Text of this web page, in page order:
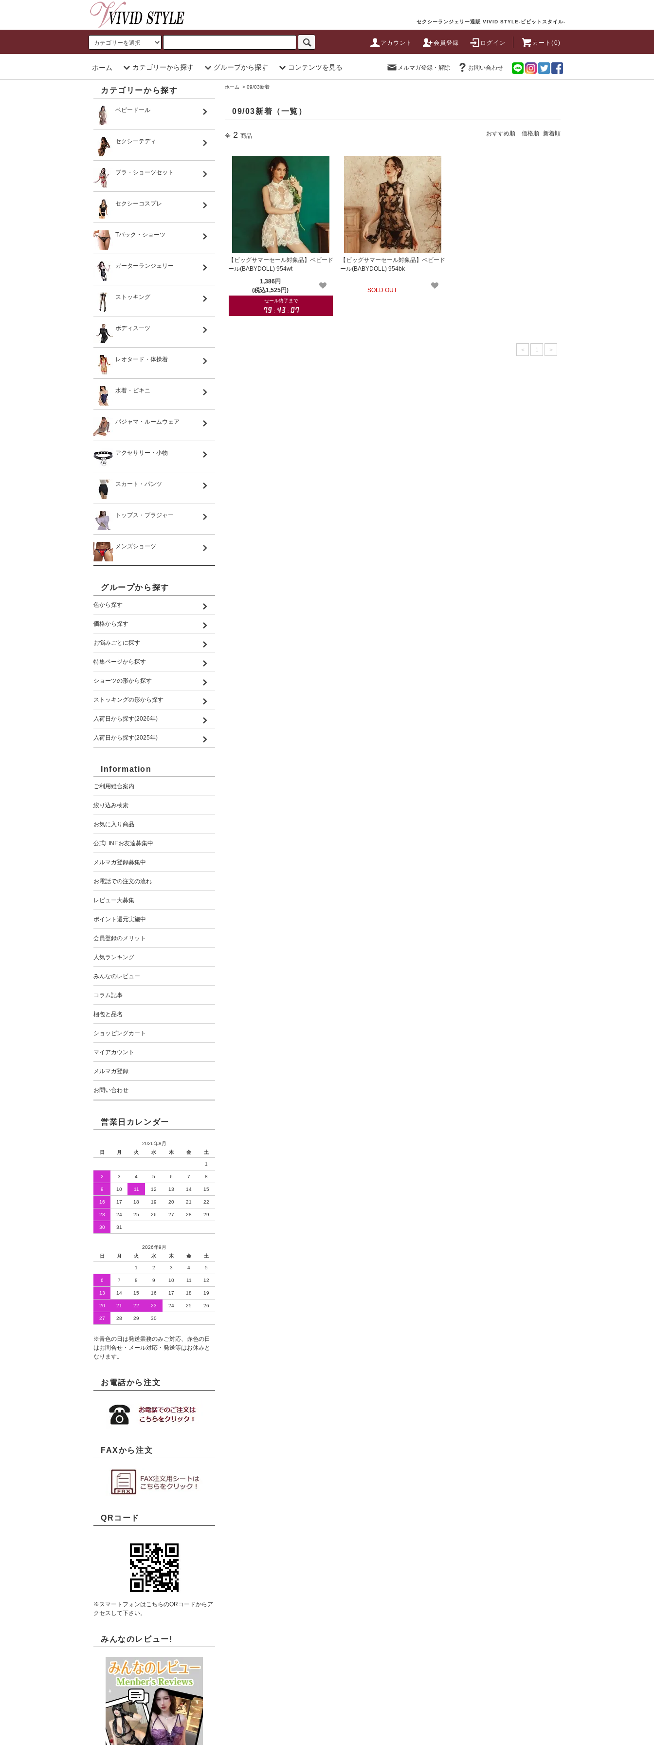
セクシーランジェリー通販 VIVID STYLE-ビビットスタイル-
アカウント 会員登録 ログイン カート(0)
ホーム カテゴリーから探す グループから探す コンテンツを見る メルマガ登録・解除 お問い合わせ
ホーム > 09/03新着
09/03新着（一覧）
全 2 商品 おすすめ順 価格順 新着順
【ビッグサマーセール対象品】ベビード
ール(BABYDOLL) 954wt
1,386円
(税込1,525円)
【ビッグサマーセール対象品】ベビード
ール(BABYDOLL) 954bk
SOLD OUT
< 1 >
カテゴリーから探す
ベビードール
セクシーテディ
ブラ・ショーツセット
セクシーコスプレ
Tバック・ショーツ
ガーターランジェリー
ストッキング
ボディスーツ
レオタード・体操着
水着・ビキニ
パジャマ・ルームウェア
アクセサリー・小物
スカート・パンツ
トップス・ブラジャー
メンズショーツ
グループから探す
色から探す
価格から探す
お悩みごとに探す
特集ページから探す
ショーツの形から探す
ストッキングの形から探す
入荷日から探す(2026年)
入荷日から探す(2025年)
Information
ご利用総合案内
絞り込み検索
お気に入り商品
公式LINEお友達募集中
メルマガ登録募集中
お電話での注文の流れ
レビュー大募集
ポイント還元実施中
会員登録のメリット
人気ランキング
みんなのレビュー
コラム記事
梱包と品名
ショッピングカート
マイアカウント
メルマガ登録
お問い合わせ
営業日カレンダー
2026年8月
日
月 火 水 木 金 土
1
2 3 4 5 6 7 8
9 10 11 12 13 14 15
16 17 18 19 20 21 22
23 24 25 26 27 28 29
30 31
2026年9月
日
月 火 水 木 金 土
1 2 3 4 5
6 7 8 9 10 11 12
13 14 15 16 17 18 19
20 21 22 23 24 25 26
27 28 29 30
※青色の日は発送業務のみご対応、赤色の日
はお問合せ・メール対応・発送等はお休みと
なります。
お電話から注文
FAXから注文
QRコード
※スマートフォンはこちらのQRコードからア
クセスして下さい。
みんなのレビュー!